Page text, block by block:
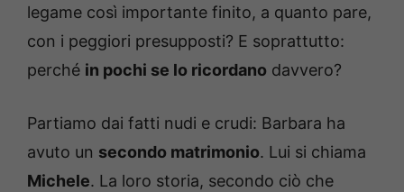
legame così importante finito, a quanto pare,
con i peggiori presupposti? E soprattutto:
perché in pochi se lo ricordano davvero?
Partiamo dai fatti nudi e crudi: Barbara ha
avuto un secondo matrimonio. Lui si chiama
Michele. La loro storia, secondo ciò che